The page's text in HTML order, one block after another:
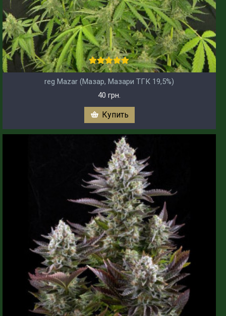
reg Mazar (Мазар, Мазари ТГК 19,5%)
40 грн.
Купить